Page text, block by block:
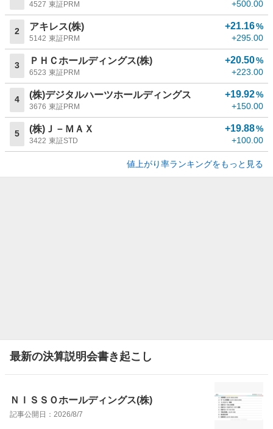
4527 東証PRM +500.00
2 アキレス(株)
5142 東証PRM
+21.16%
+295.00
3 ＰＨＣホールディングス(株)
6523 東証PRM
+20.50%
+223.00
4 (株)デジタルハーツホールディングス
3676 東証PRM
+19.92%
+150.00
5 (株)Ｊ－ＭＡＸ
3422 東証STD
+19.88%
+100.00
値上がり率ランキングをもっと見る
最新の決算説明会書き起こし
ＮＩＳＳＯホールディングス(株)
記事公開日： 2026/8/7